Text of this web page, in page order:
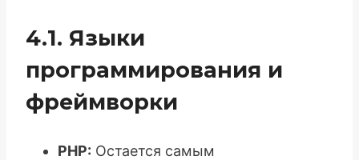
4.1. Языки
программирования и
фреймворки
PHP: Остается самым